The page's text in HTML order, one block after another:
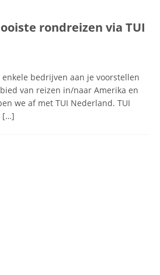
rondreizen via TUI
bedrijven aan je voorstellen
van reizen in/naar Amerika en
we af met TUI Nederland. TUI
[…]